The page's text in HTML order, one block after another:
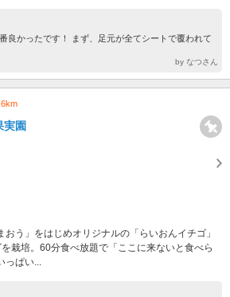
良かったです！ まず、足元が全てシートで覆われて
by なつさん
園
う」をはじめオリジナルの「らいおんイチゴ」
栽培。60分食べ放題で「ここに来ないと食べら
っぱい...